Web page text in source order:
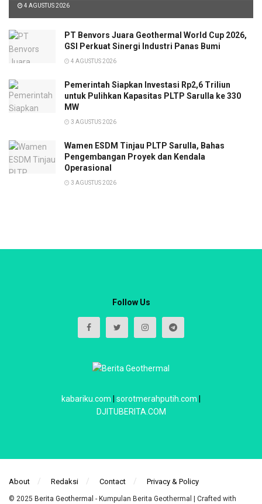
4 AGUSTUS 2026
PT Benvors Juara Geothermal World Cup 2026,
GSI Perkuat Sinergi Industri Panas Bumi
4 AGUSTUS 2026
Pemerintah Siapkan Investasi Rp2,6 Triliun
untuk Pulihkan Kapasitas PLTP Sarulla ke 330
MW
3 AGUSTUS 2026
Wamen ESDM Tinjau PLTP Sarulla, Bahas
Pengembangan Proyek dan Kendala
Operasional
3 AGUSTUS 2026
Follow Us
kabariku.com sorotmerahputih.com
DJITUBERITA.COM
About Redaksi Contact Privacy & Policy
© 2025 Berita Geothermal - Kumpulan Berita Geothermal | Crafted with